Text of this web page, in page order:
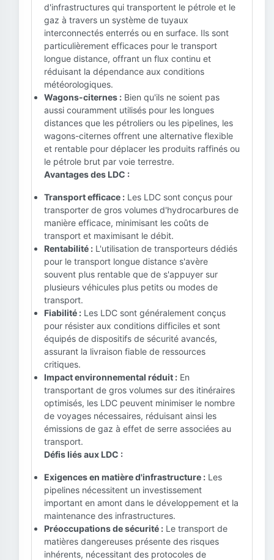
d'infrastructures qui transportent le pétrole et le
gaz à travers un système de tuyaux
interconnectés enterrés ou en surface. Ils sont
particulièrement efficaces pour le transport
longue distance, offrant un flux continu et
réduisant la dépendance aux conditions
météorologiques.
Wagons-citernes : Bien qu'ils ne soient pas
aussi couramment utilisés pour les longues
distances que les pétroliers ou les pipelines, les
wagons-citernes offrent une alternative flexible
et rentable pour déplacer les produits raffinés ou
le pétrole brut par voie terrestre.
Avantages des LDC :
Transport efficace : Les LDC sont conçus pour
transporter de gros volumes d'hydrocarbures de
manière efficace, minimisant les coûts de
transport et maximisant le débit.
Rentabilité : L'utilisation de transporteurs dédiés
pour le transport longue distance s'avère
souvent plus rentable que de s'appuyer sur
plusieurs véhicules plus petits ou modes de
transport.
Fiabilité : Les LDC sont généralement conçus
pour résister aux conditions difficiles et sont
équipés de dispositifs de sécurité avancés,
assurant la livraison fiable de ressources
critiques.
Impact environnemental réduit : En
transportant de gros volumes sur des itinéraires
optimisés, les LDC peuvent minimiser le nombre
de voyages nécessaires, réduisant ainsi les
émissions de gaz à effet de serre associées au
transport.
Défis liés aux LDC :
Exigences en matière d'infrastructure : Les
pipelines nécessitent un investissement
important en amont dans le développement et la
maintenance des infrastructures.
Préoccupations de sécurité : Le transport de
matières dangereuses présente des risques
inhérents, nécessitant des protocoles de